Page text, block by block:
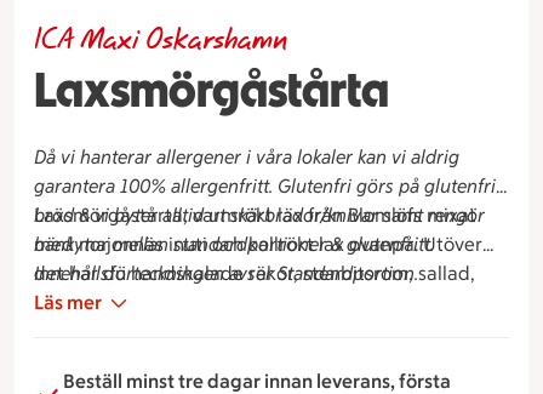
Laxsmörgåstårta
ICA Maxi Oskarshamn
Då vi hanterar allergener i våra lokaler kan vi aldrig
garantera 100% allergenfritt. Glutenfri görs på glutenfritt
bröd & vi byter alltid ut skärbrädor/knivar samt rengör
bänkytor mellan standardportioner & glutenfritt.
Laxsmörgåstårta, varmrökt lax från Blomlöfs mixat
med majonnäs inuti och kallrökt lax ovanpå. Utöver
det har du handskalade räkor, stenbitsrom, sallad,
citron och dill.
Innehållsförteckningen avser Standardportion.
Läs mer
Beställ minst tre dagar innan leverans, första